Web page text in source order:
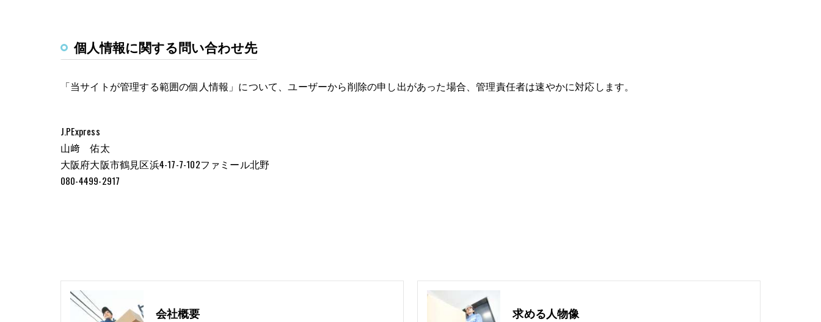
個人情報に関する問い合わせ先
「当サイトが管理する範囲の個人情報」について、ユーザーから削除の申し出があった場合、管理責任者は速やかに対応します。
J.PExpress
山﨑 佑太
大阪府大阪市鶴見区浜4-17-7-102ファミール北野
080-4499-2917
会社概要 求める人物像